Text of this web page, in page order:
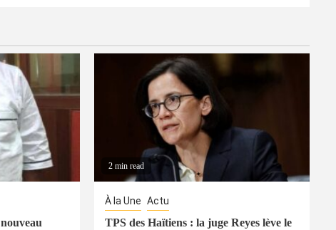
2 min read
À la Une Actu
TPS des Haïtiens : la juge Reyes lève le